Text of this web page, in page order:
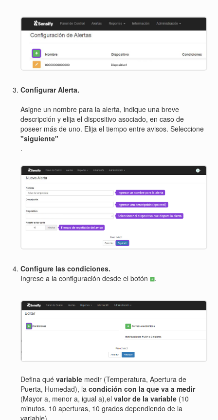
Configurar Alerta.
Asigne un nombre para la alerta, indique una breve
descripción y elija el dispositivo asociado, en caso de
poseer más de uno. Elija el tiempo entre avisos. Seleccione
"siguiente"
.
Configure las condiciones.
Ingrese a la configuración desde el botón .
Defina quévariable medir (Temperatura, Apertura de
Puerta, Humedad), lacondición con la que va a medir
(Mayor a, menor a, igual a),elvalor de la variable (10
minutos, 10 aperturas, 10 grados dependiendo de la